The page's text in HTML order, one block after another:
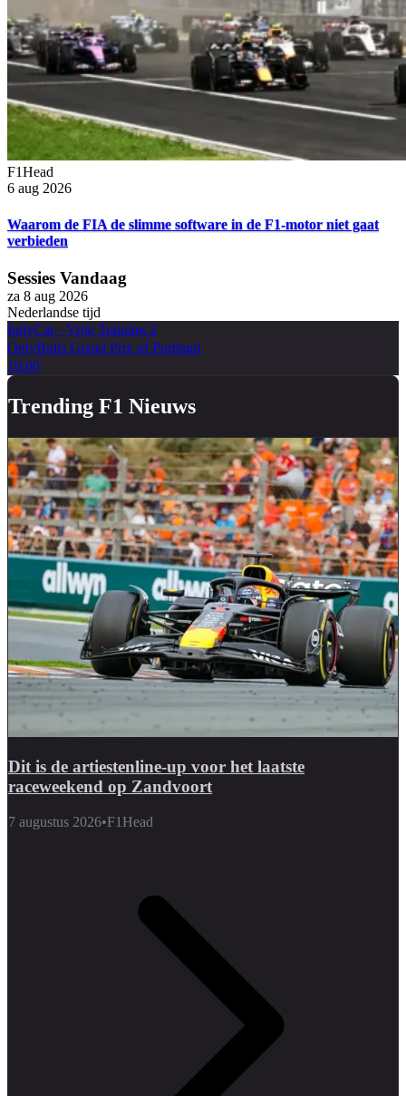
F1Head
6 aug 2026
Waarom de FIA de slimme software in de F1-motor niet gaat
verbieden
Sessies Vandaag
za 8 aug 2026
Nederlandse tijd
IndyCar· Vrije Training 2
OnlyBulls Grand Prix of Portland
19:00
Trending F1 Nieuws
Dit is de artiestenline-up voor het laatste
raceweekend op Zandvoort
7 augustus 2026•F1Head